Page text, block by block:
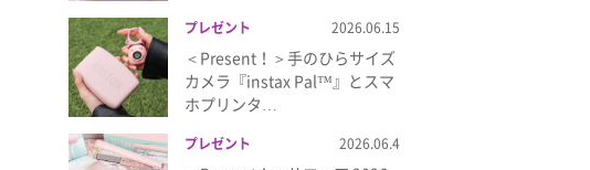
プレゼント 2026.06.15
＜Present！＞手のひらサイズ
カメラ『instax Pal™』とスマ
ホプリンタ…
プレゼント 2026.06.4